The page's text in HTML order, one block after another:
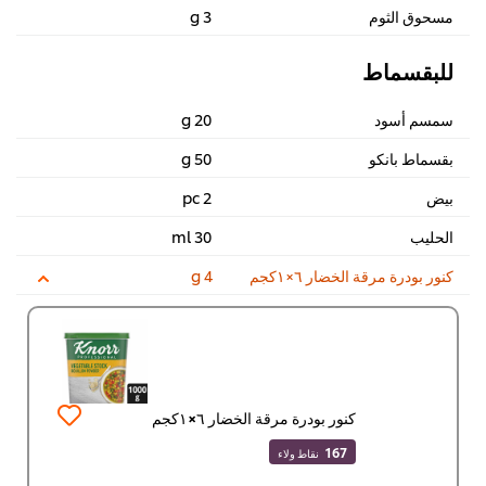
مسحوق الثوم
للبقسماط
سمسم أسود
20 g
بقسماط بانكو
50 g
بيض
الحليب
30 ml
كنور بودرة مرقة الخضار ٦×١كجم
كنور بودرة مرقة الخضار ٦×١كجم
167 نقاط ولاء